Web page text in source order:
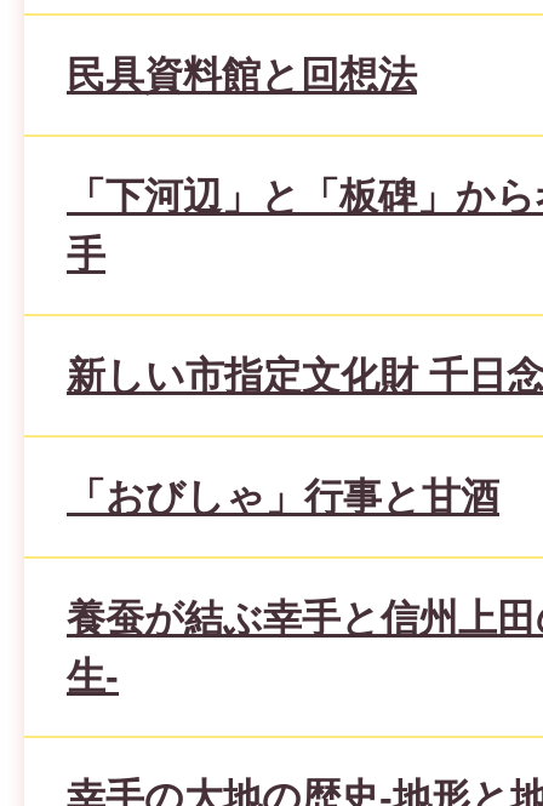
民具資料館と回想法
「下河辺」と「板碑」か
手
新しい市指定文化財 千日
「おびしゃ」行事と甘酒
養蚕が結ぶ幸手と信州上
生-